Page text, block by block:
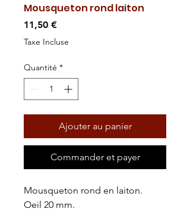
Mousqueton rond laiton
11,50 €Prix
Taxe Incluse
Quantité *
Ajouter au panier
Commander et payer
Mousqueton rond en laiton.
Oeil 20 mm.